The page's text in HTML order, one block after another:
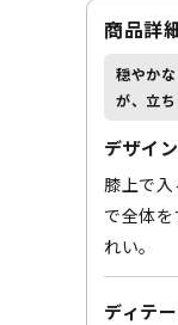
商品詳
穏やか
が、立
デザイ
膝上で
で全体
れい。
ディテ